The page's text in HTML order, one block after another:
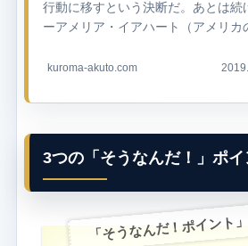
行動に移すという決断だ。あとは続
ーアメリア・イアハート（アメリカ
がらない いつ...
kuroma-akuto.com
3つの「そうなんだ！」ポイ
「そうなんだ！ポイント」